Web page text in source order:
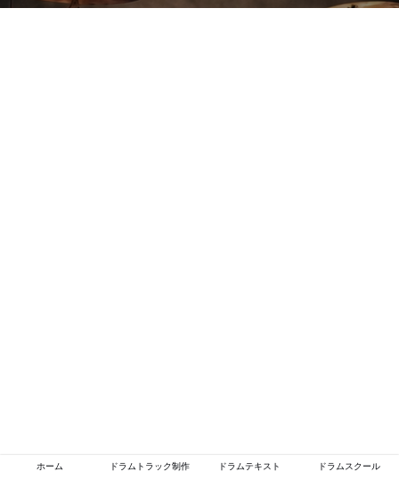
ホーム ドラムトラック制作 ドラムテキスト ドラムスクール